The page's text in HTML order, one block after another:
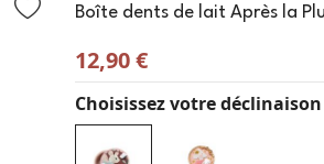
Boîte dents de lait Après la
12,90 €
Choisissez votre déclinaison